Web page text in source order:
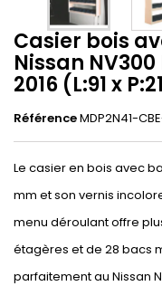
Casier bois
Nissan
2016 (L:91 x
RéférenceMDP2N41-
Le casier en bois avec
mm et son vernis
menu déroulant offre
étagères et de 28 bacs
parfaitement au Nissan